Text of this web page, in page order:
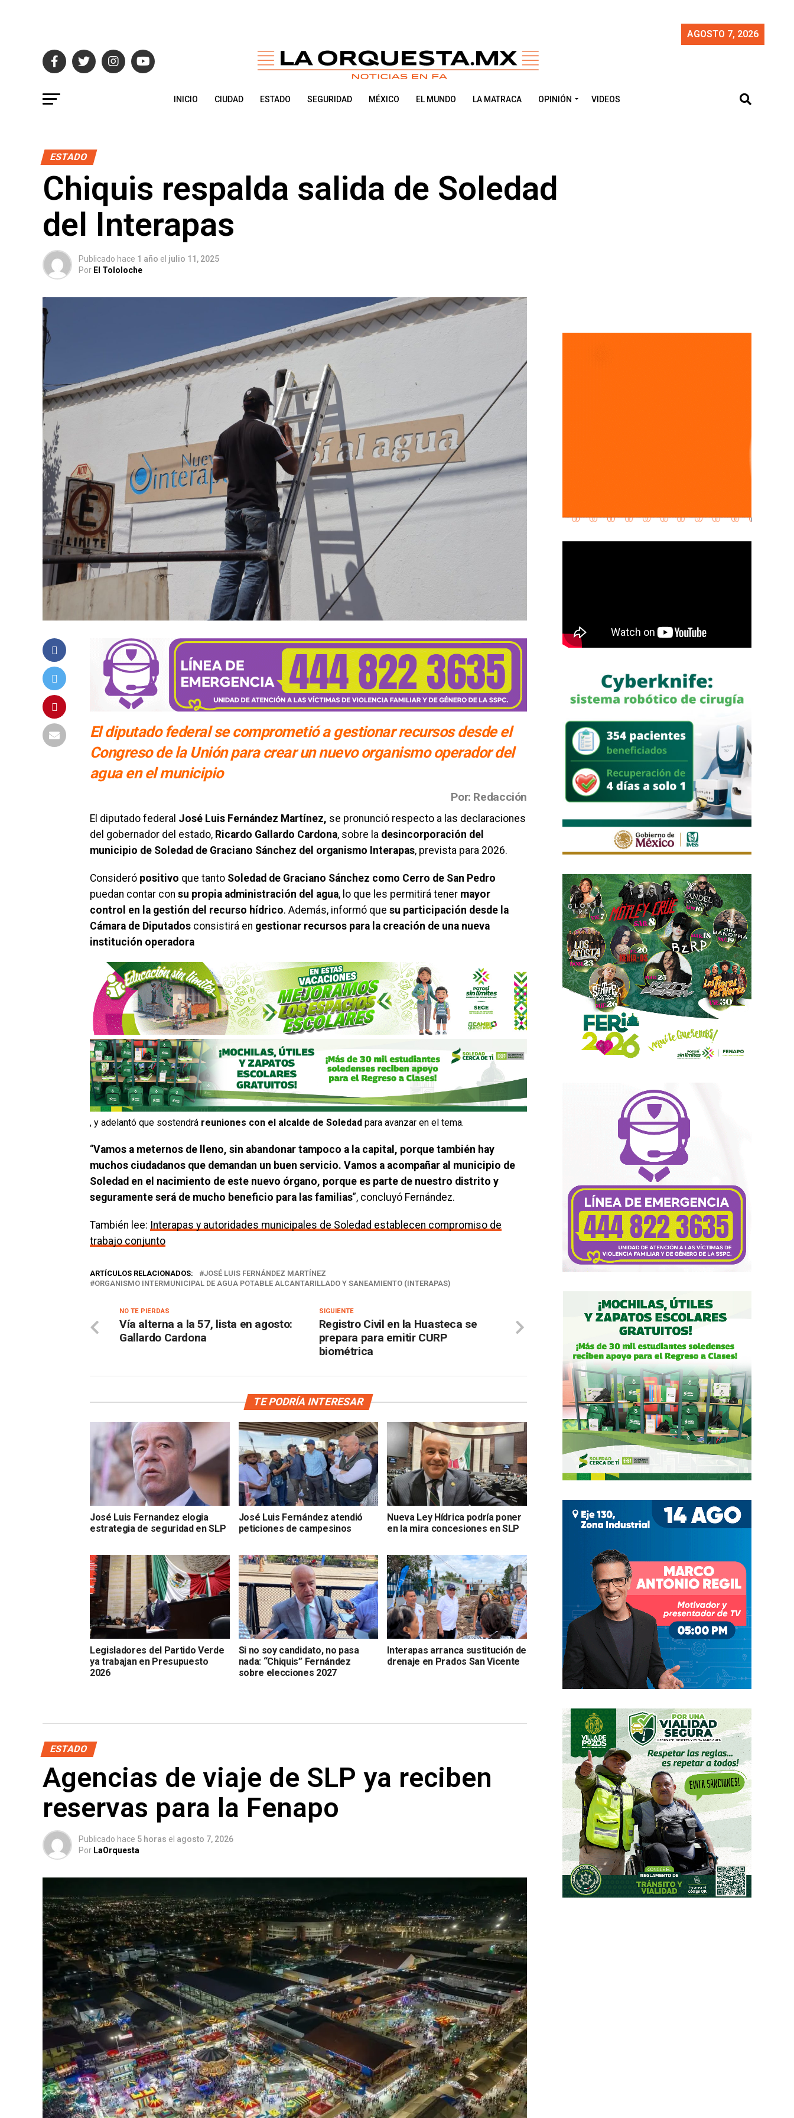
AGOSTO 7, 2026
INICIO CIUDAD ESTADO SEGURIDAD MÉXICO EL MUNDO LA MATRACA OPINIÓN VIDEOS
ESTADO
Chiquis respalda salida de Soledad
del Interapas
Publicado hace 1 año el julio 11, 2025
Por El Tololoche
El diputado federal se comprometió a gestionar recursos desde el
Congreso de la Unión para crear un nuevo organismo operador del
agua en el municipio
Por: Redacción
El diputado federal José Luis Fernández Martínez, se pronunció respecto a las declaraciones
del gobernador del estado, Ricardo Gallardo Cardona, sobre la desincorporación del
municipio de Soledad de Graciano Sánchez del organismo Interapas, prevista para 2026.
Consideró positivo que tanto Soledad de Graciano Sánchez como Cerro de San Pedro
puedan contar con su propia administración del agua, lo que les permitirá tener mayor
control en la gestión del recurso hídrico. Además, informó que su participación desde la
Cámara de Diputados consistirá en gestionar recursos para la creación de una nueva
institución operadora
, y adelantó que sostendrá reuniones con el alcalde de Soledad para avanzar en el tema.
“Vamos a meternos de lleno, sin abandonar tampoco a la capital, porque también hay
muchos ciudadanos que demandan un buen servicio. Vamos a acompañar al municipio de
Soledad en el nacimiento de este nuevo órgano, porque es parte de nuestro distrito y
seguramente será de mucho beneficio para las familias”, concluyó Fernández.
También lee: Interapas y autoridades municipales de Soledad establecen compromiso de
trabajo conjunto
ARTÍCULOS RELACIONADOS:
JOSÉ LUIS FERNÁNDEZ MARTÍNEZ
ORGANISMO INTERMUNICIPAL DE AGUA POTABLE ALCANTARILLADO Y SANEAMIENTO (INTERAPAS)
SIGUIENTE
Registro Civil en la Huasteca se
prepara para emitir CURP
biométrica
NO TE PIERDAS
Vía alterna a la 57, lista en agosto:
Gallardo Cardona
TE PODRÍA INTERESAR
José Luis Fernandez elogia
estrategia de seguridad en SLP
José Luis Fernández atendió
peticiones de campesinos
Nueva Ley Hídrica podría poner
en la mira concesiones en SLP
Legisladores del Partido Verde
ya trabajan en Presupuesto
2026
Si no soy candidato, no pasa
nada: “Chiquis” Fernández
sobre elecciones 2027
Interapas arranca sustitución de
drenaje en Prados San Vicente
ESTADO
Agencias de viaje de SLP ya reciben
reservas para la Fenapo
Publicado hace 5 horas el agosto 7, 2026
Por LaOrquesta